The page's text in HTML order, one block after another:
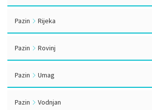
Pazin Rijeka
Pazin Rovinj
Pazin Umag
Pazin Vodnjan